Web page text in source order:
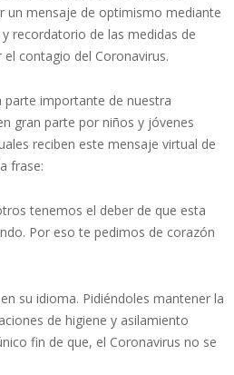
un mensaje de optimismo mediante
recordatorio de las medidas de
contagio del Coronavirus.
importante de nuestra
gran parte por niños y jóvenes
reciben este mensaje virtual de
frase:
tenemos el deber de que esta
Por eso te pedimos de corazón
su idioma. Pidiéndoles mantener la
de higiene y asilamiento
fin de que, el Coronavirus no se